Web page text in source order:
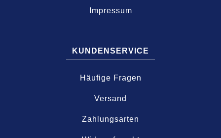
Impressum
KUNDENSERVICE
Häufige Fragen
Versand
Zahlungsarten